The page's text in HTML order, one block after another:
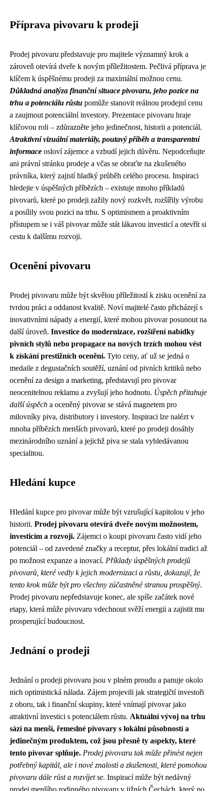
Příprava pivovaru k prodeji
Prodej pivovaru představuje pro majitele významný krok a
zároveň otevírá dveře k novým příležitostem. Pečlivá příprava je
klíčem k úspěšnému prodeji za maximální možnou cenu.
Důkladná analýza finanční situace pivovaru, jeho pozice na
trhu a potenciálu růstu pomůže stanovit reálnou prodejní cenu
a zaujmout potenciální investory. Prezentace pivovaru hraje
klíčovou roli – zdůrazněte jeho jedinečnost, historii a potenciál.
Atraktivní vizuální materiály, poutavý příběh a transparentní
informace osloví zájemce a vzbudí jejich důvěru. Nepodceňujte
ani právní stránku prodeje a včas se obraťte na zkušeného
právníka, který zajistí hladký průběh celého procesu. Inspiraci
hledejte v úspěšných příbězích – existuje mnoho příkladů
pivovarů, které po prodeji zažily nový rozkvět, rozšířily výrobu
a posílily svou pozici na trhu. S optimismem a proaktivním
přístupem se i váš pivovar může stát lákavou investicí a otevřít si
cestu k dalšímu rozvoji.
Ocenění pivovaru
Prodej pivovaru může být skvělou příležitostí k zisku ocenění za
tvrdou práci a oddanost kvalitě. Noví majitelé často přicházejí s
inovativními nápady a energií, které mohou pivovar posunout na
další úroveň. Investice do modernizace, rozšíření nabídky
pivních stylů nebo propagace na nových trzích mohou vést
k získání prestižních ocenění. Tyto ceny, ať už se jedná o
medaile z degustačních soutěží, uznání od pivních kritiků nebo
ocenění za design a marketing, představují pro pivovar
neocenitelnou reklamu a zvyšují jeho hodnotu. Úspěch přitahuje
další úspěch a oceněný pivovar se stává magnetem pro
milovníky piva, distributory i investory. Inspiraci lze nalézt v
mnoha příbězích menších pivovarů, které po prodeji dosáhly
mezinárodního uznání a jejichž piva se stala vyhledávanou
specialitou.
Hledání kupce
Hledání kupce pro pivovar může být vzrušující kapitolou v jeho
historii. Prodej pivovaru otevírá dveře novým možnostem,
investicím a rozvoji. Zájemci o koupi pivovaru často vidí jeho
potenciál – od zavedené značky a receptur, přes lokální tradici až
po možnost expanze a inovací. Příklady úspěšných prodejů
pivovarů, které vedly k jejich modernizaci a růstu, dokazují, že
tento krok může být pro všechny zúčastněné stranou prospěšný.
Prodej pivovaru nepředstavuje konec, ale spíše začátek nové
etapy, která může pivovaru vdechnout svěží energii a zajistit mu
prosperující budoucnost.
Jednání o prodeji
Jednání o prodeji pivovaru jsou v plném proudu a panuje okolo
nich optimistická nálada. Zájem projevili jak strategičtí investoři
z oboru, tak i finanční skupiny, které vnímají pivovar jako
atraktivní investici s potenciálem růstu. Aktuální vývoj na trhu
sází na menší, řemeslné pivovary s lokální působností a
jedinečným produktem, což jsou přesně ty aspekty, které
tento pivovar splňuje. Prodej pivovaru tak může přinést nejen
potřebný kapitál, ale i nové znalosti a zkušenosti, které pomohou
pivovaru dále růst a rozvíjet se. Inspirací může být nedávný
prodej menšího rodinného pivovaru v jižních Čechách, který po